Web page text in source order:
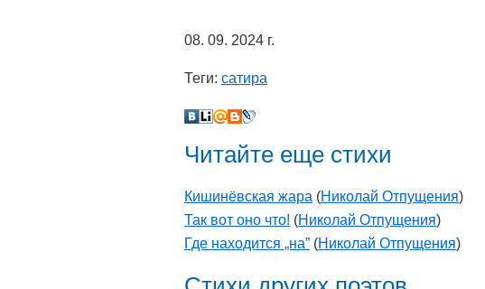
08. 09. 2024 г.
Теги: сатира
Читайте еще стихи
Кишинёвская жара (Николай Отпущения)
Так вот оно что! (Николай Отпущения)
Где находится „на” (Николай Отпущения)